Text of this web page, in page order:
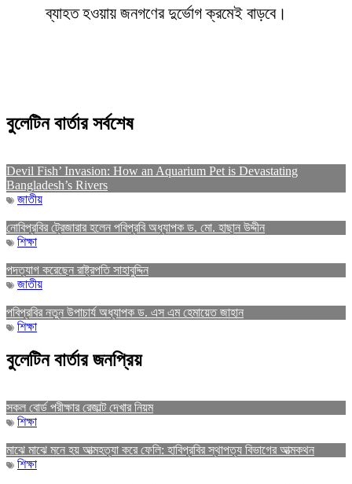
ব্যাহত হওয়ায় জনগণের দুর্ভোগ ক্রমেই বাড়বে।
বুলেটিন বার্তার সর্বশেষ
Devil Fish’ Invasion: How an Aquarium Pet is Devastating
Bangladesh’s Rivers
জাতীয়
নোবিপ্রবির ট্রেজারার হলেন পবিপ্রবি অধ্যাপক ড. মো. হাছান উদ্দীন
শিক্ষা
পদত্যাগ করেছেন রাষ্ট্রপতি সাহাবুদ্দিন
জাতীয়
পবিপ্রবির নতুন উপাচার্য অধ্যাপক ড. এস এম হেমায়েত জাহান
শিক্ষা
বুলেটিন বার্তার জনপ্রিয়
সকল বোর্ড পরীক্ষার রেজাল্ট দেখার নিয়ম
শিক্ষা
মাঝে মাঝে মনে হয় আত্মহত্যা করে ফেলি: হাবিপ্রবির স্থাপত্য বিভাগের আত্মকথন
শিক্ষা